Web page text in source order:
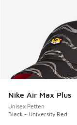
Nike Air Max Plus
Unisex Petten
Black - University Red